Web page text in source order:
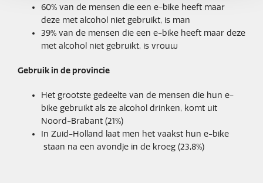
60% van de mensen die een e-bike heeft maar
deze met alcohol niet gebruikt, is man
39% van de mensen die een e-bike heeft maar deze
met alcohol niet gebruikt, is vrouw
Gebruik in de provincie
Het grootste gedeelte van de mensen die hun e-
bike gebruikt als ze alcohol drinken, komt uit
Noord-Brabant (21%)
In Zuid-Holland laat men het vaakst hun e-bike
staan na een avondje in de kroeg (23,8%)